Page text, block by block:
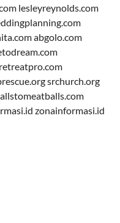
lesleyreynolds.com
abgolo.com
srchurch.org
zonainformasi.id